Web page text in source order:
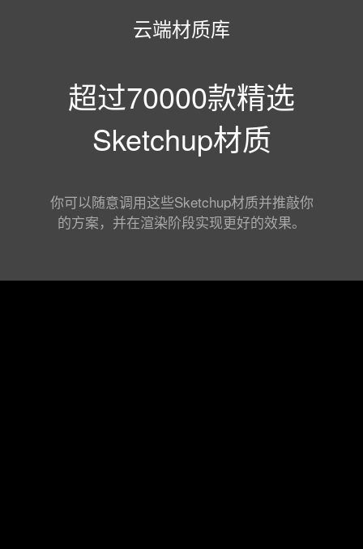
云端材质库
超过70000款精选
Sketchup材质
你可以随意调用这些Sketchup材质并推敲你
的方案，并在渲染阶段实现更好的效果。